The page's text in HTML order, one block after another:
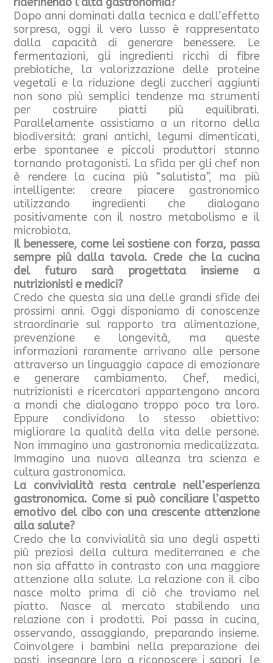
Dopo anni dominati dalla tecnica e dall’effetto
sorpresa, oggi il vero lusso è rappresentato
dalla capacità di generare benessere. Le
fermentazioni, gli ingredienti ricchi di fibre
prebiotiche, la valorizzazione delle proteine
vegetali e la riduzione degli zuccheri aggiunti
non sono più semplici tendenze ma strumenti
per costruire piatti più equilibrati.
Parallelamente assistiamo a un ritorno della
biodiversità: grani antichi, legumi dimenticati,
erbe spontanee e piccoli produttori stanno
tornando protagonisti. La sfida per gli chef non
è rendere la cucina più “salutista”, ma più
intelligente: creare piacere gastronomico
utilizzando ingredienti che dialogano
positivamente con il nostro metabolismo e il
microbiota.
Il benessere, come lei sostiene con forza, passa
sempre più dalla tavola. Crede che la cucina
del futuro sarà progettata insieme a
nutrizionisti e medici?
Credo che questa sia una delle grandi sfide dei
prossimi anni. Oggi disponiamo di conoscenze
straordinarie sul rapporto tra alimentazione,
prevenzione e longevità, ma queste
informazioni raramente arrivano alle persone
attraverso un linguaggio capace di emozionare
e generare cambiamento. Chef, medici,
nutrizionisti e ricercatori appartengono ancora
a mondi che dialogano troppo poco tra loro.
Eppure condividono lo stesso obiettivo:
migliorare la qualità della vita delle persone.
Non immagino una gastronomia medicalizzata.
Immagino una nuova alleanza tra scienza e
cultura gastronomica.
La convivialità resta centrale nell’esperienza
gastronomica. Come si può conciliare l’aspetto
emotivo del cibo con una crescente attenzione
alla salute?
Credo che la convivialità sia uno degli aspetti
più preziosi della cultura mediterranea e che
non sia affatto in contrasto con una maggiore
attenzione alla salute. La relazione con il cibo
nasce molto prima di ciò che troviamo nel
piatto. Nasce al mercato stabilendo una
relazione con i prodotti. Poi passa in cucina,
osservando, assaggiando, preparando insieme.
Coinvolgere i bambini nella preparazione dei
pasti, insegnare loro a riconoscere i sapori, le